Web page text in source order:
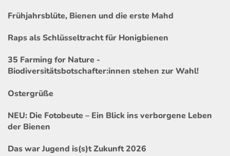
Frühjahrsblüte, Bienen und die erste Mahd
Raps als Schlüsseltracht für Honigbienen
35 Farming for Nature -
Biodiversitätsbotschafter:innen stehen zur Wahl!
Ostergrüße
NEU: Die Fotobeute – Ein Blick ins verborgene Leben
der Bienen
Das war Jugend is(s)t Zukunft 2026